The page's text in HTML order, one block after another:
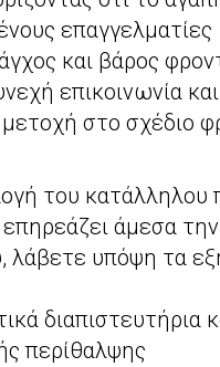
επαγγελματίες
και βάρος
επικοινωνία
στο σχέδιο
του κατάλληλου
άμεσα
λάβετε υπόψη τα
περίθαλψης